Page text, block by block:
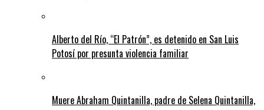
Alberto del Río, “El Patrón”, es detenido en San Luis
Potosí por presunta violencia familiar
Muere Abraham Quintanilla, padre de Selena Quintanilla,